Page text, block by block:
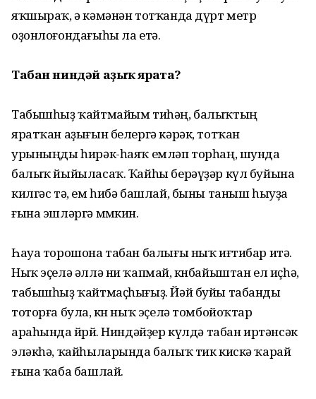
яҡшыраҡ, ә кәмәнән тотҡанда дүрт метр
оҙонлоғондағыһы ла етә.
Табан ниндәй аҙыҡ ярата?
Табышһыҙ ҡайтмайым тиһәң, балыҡ­тың
яратҡан аҙығын белергә кәрәк, тотҡан
урыныңды һирәк-һаяҡ емләп торһаң, шунда
балыҡ йыйы­ласаҡ. Ҡайһы берәүҙәр күл буйына
килгәс тә, ем һибә башлай, быны таныш һыуҙа
ғына эшләргә мөмкин.
Һауа торошона табан балы­ғы ныҡ иғтибар итә.
Ныҡ эҫе­лә әллә ни ҡапмай, көнба­йыштан ел иҫһә,
табышһыҙ ҡайт­маҫһығыҙ. Йәй буйы табанды
тоторға бу­ла, көн ныҡ эҫелә томбойоҡтар
араһында йөрөй. Ниндәйҙер күлдә табан иртәнсәк
эләкһә, ҡайһыл­арында балыҡ тик кискә ҡарай
ғына ҡаба башлай.